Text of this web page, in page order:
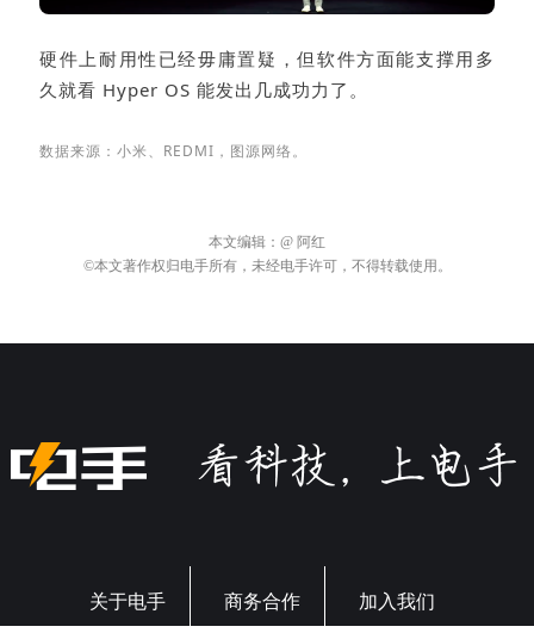
硬件上耐用性已经毋庸置疑，但软件方面能支撑用多
久就看 Hyper OS 能发出几成功力了。
数据来源：小米、REDMI，图源网络。
本文编辑： @ 阿红
©本文著作权归电手所有，未经电手许可，不得转载使用。
关于电手 商务合作 加入我们